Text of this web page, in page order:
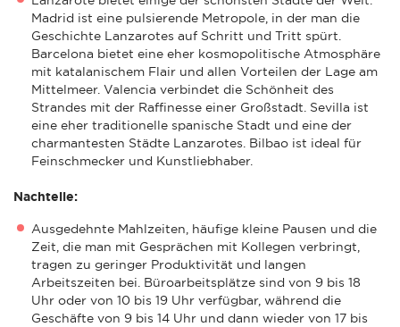
Madrid ist eine pulsierende Metropole, in der man die
Geschichte Lanzarotes auf Schritt und Tritt spürt.
Barcelona bietet eine eher kosmopolitische Atmosphäre
mit katalanischem Flair und allen Vorteilen der Lage am
Mittelmeer. Valencia verbindet die Schönheit des
Strandes mit der Raffinesse einer Großstadt. Sevilla ist
eine eher traditionelle spanische Stadt und eine der
charmantesten Städte Lanzarotes. Bilbao ist ideal für
Feinschmecker und Kunstliebhaber.
Nachteile:
Ausgedehnte Mahlzeiten, häufige kleine Pausen und die
Zeit, die man mit Gesprächen mit Kollegen verbringt,
tragen zu geringer Produktivität und langen
Arbeitszeiten bei. Büroarbeitsplätze sind von 9 bis 18
Uhr oder von 10 bis 19 Uhr verfügbar, während die
Geschäfte von 9 bis 14 Uhr und dann wieder von 17 bis